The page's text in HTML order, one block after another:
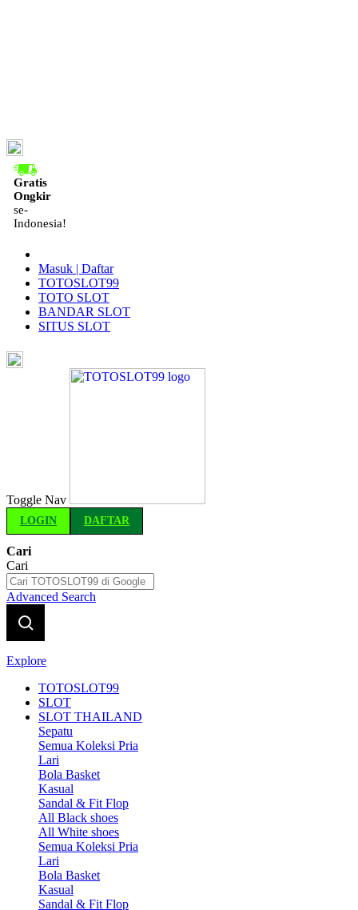
Gratis
Ongkir
se-
Indonesia!
Masuk | Daftar
TOTOSLOT99
TOTO SLOT
BANDAR SLOT
SITUS SLOT
Toggle Nav
LOGIN DAFTAR
Cari
Cari
Advanced Search
Explore
TOTOSLOT99
SLOT
SLOT THAILAND
Sepatu
Semua Koleksi Pria
Lari
Bola Basket
Kasual
Sandal & Fit Flop
All Black shoes
All White shoes
Semua Koleksi Pria
Lari
Bola Basket
Kasual
Sandal & Fit Flop